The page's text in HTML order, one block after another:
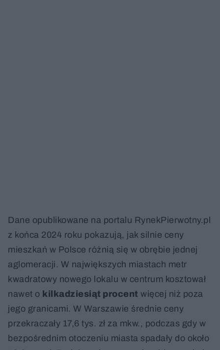
Dane opublikowane na portalu RynekPierwotny.pl
z końca 2024 roku pokazują, jak silnie ceny
mieszkań w Polsce różnią się w obrębie jednej
aglomeracji. W największych miastach metr
kwadratowy nowego lokalu w centrum kosztował
nawet o kilkadziesiąt procent więcej niż poza
jego granicami. W Warszawie średnie ceny
przekraczały 17,6 tys. zł za mkw., podczas gdy w
bezpośrednim otoczeniu miasta spadały do około